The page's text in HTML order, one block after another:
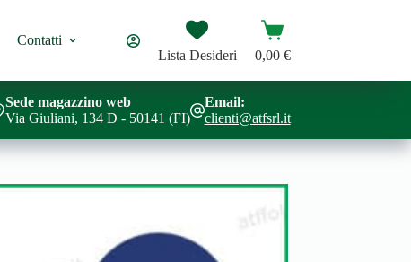
Contatti
Lista Desideri
Carrello
0,00 €
Sede magazzino web
Via Giuliani, 134 D - 50141 (FI)
Email:
clienti@atfsrl.it